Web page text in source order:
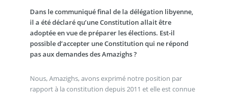
Dans le communiqué final de la délégation libyenne,
il a été déclaré qu’une Constitution allait être
adoptée en vue de préparer les élections. Est-il
possible d’accepter une Constitution qui ne répond
pas aux demandes des Amazighs ?
Nous, Amazighs, avons exprimé notre position par
rapport à la constitution depuis 2011 et elle est connue